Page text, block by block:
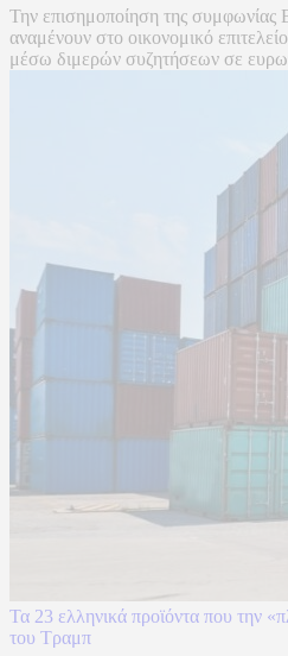
Την επισημοποίηση της
αναμένουν στο οικονομικό
μέσω διμερών συζητήσεων σε
Τα 23 ελληνικά προϊόντα που την
του Τραμπ